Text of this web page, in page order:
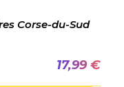
Corse-du-Sud
17,99 €